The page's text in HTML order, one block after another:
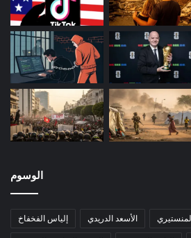
الوسوم
إلياس الفخفاخ الأسعد الدريدي